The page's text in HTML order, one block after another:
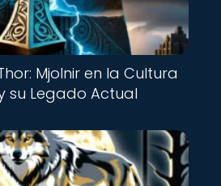
Mjolnir en la Cultura
su Legado Actual